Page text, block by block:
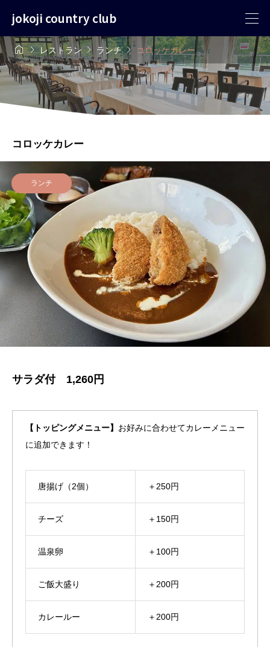
jokoji country club
レストラン ランチコロッケカレー
コロッケカレー
ランチ
サラダ付 1,260円
【トッピングメニュー】 お好みに合わせてカレーメニュー
に追加できます！
唐揚げ（2個） ＋250円
チーズ ＋150円
温泉卵 ＋100円
ご飯大盛り ＋200円
カレールー ＋200円